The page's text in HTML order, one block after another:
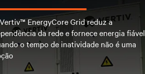
EnergyCore Grid reduz a
da rede e fornece energia fiável
o tempo de inatividade não é uma